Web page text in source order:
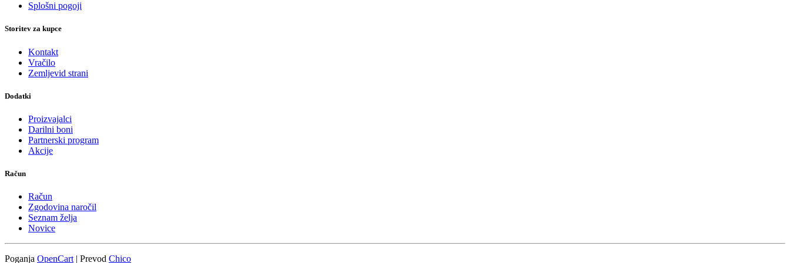
Splošni pogoji
Storitev za kupce
Kontakt
Vračilo
Zemljevid strani
Dodatki
Proizvajalci
Darilni boni
Partnerski program
Akcije
Račun
Račun
Zgodovina naročil
Seznam želja
Novice
Poganja OpenCart | Prevod Chico